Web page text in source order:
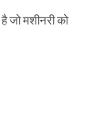
जो मशीनरी को